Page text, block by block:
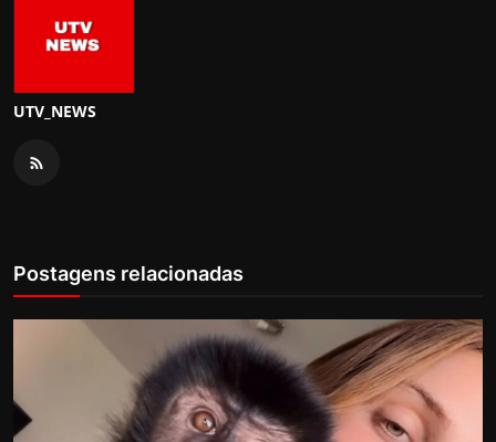
UTV_NEWS
Postagens relacionadas